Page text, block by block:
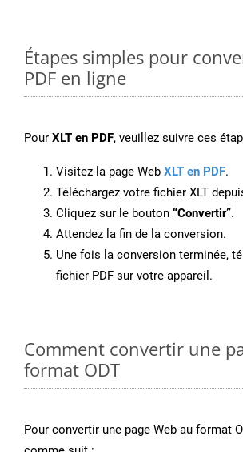
Étapes simples pour
PDF en ligne
Pour XLT en PDF, veuillez suivre ces
Visitez la page Web XLT en PDF.
Téléchargez votre fichier XLT
Cliquez sur le bouton “Convertir”.
Attendez la fin de la conversion.
Une fois la conversion terminée,
fichier PDF sur votre appareil.
Comment convertir une
format ODT
Pour convertir une page Web au format